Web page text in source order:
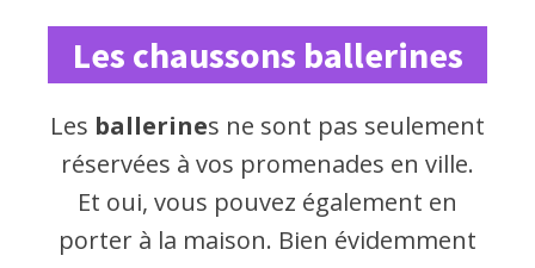
Les chaussons ballerines
Les ballerines ne sont pas seulement
réservées à vos promenades en ville.
Et oui, vous pouvez également en
porter à la maison. Bien évidemment